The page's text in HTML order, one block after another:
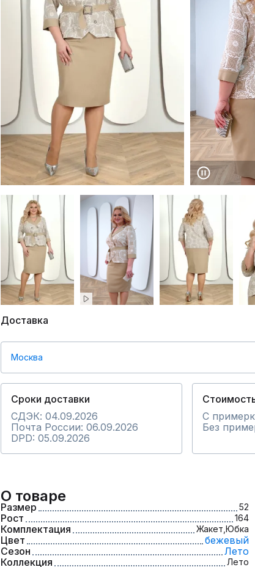
Доставка
Москва
Сроки доставки
СДЭК: 04.09.2026
Почта России: 06.09.2026
DPD: 05.09.2026
С
Без
О товаре
Размер 52
Рост 164
Комплектация Жакет, Юбка
Цвет
бежевый
Сезон
Лето
Коллекция
Лето